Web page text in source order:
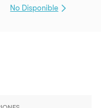
No Disponible